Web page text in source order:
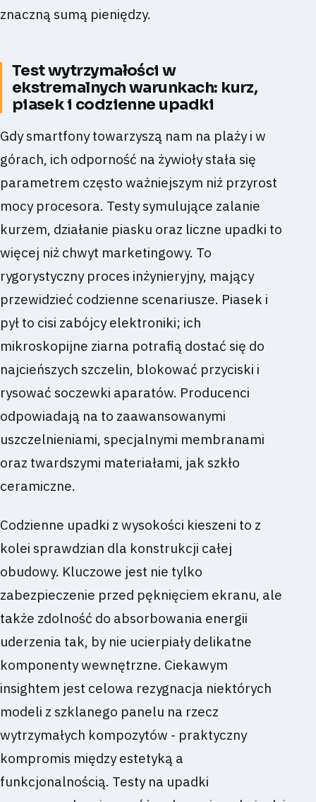
znaczną sumą pieniędzy.
Test wytrzymałości w
ekstremalnych warunkach: kurz,
piasek i codzienne upadki
Gdy smartfony towarzyszą nam na plaży i w
górach, ich odporność na żywioły stała się
parametrem często ważniejszym niż przyrost
mocy procesora. Testy symulujące zalanie
kurzem, działanie piasku oraz liczne upadki to
więcej niż chwyt marketingowy. To
rygorystyczny proces inżynieryjny, mający
przewidzieć codzienne scenariusze. Piasek i
pył to cisi zabójcy elektroniki; ich
mikroskopijne ziarna potrafią dostać się do
najcieńszych szczelin, blokować przyciski i
rysować soczewki aparatów. Producenci
odpowiadają na to zaawansowanymi
uszczelnieniami, specjalnymi membranami
oraz twardszymi materiałami, jak szkło
ceramiczne.
Codzienne upadki z wysokości kieszeni to z
kolei sprawdzian dla konstrukcji całej
obudowy. Kluczowe jest nie tylko
zabezpieczenie przed pęknięciem ekranu, ale
także zdolność do absorbowania energii
uderzenia tak, by nie ucierpiały delikatne
komponenty wewnętrzne. Ciekawym
insightem jest celowa rezygnacja niektórych
modeli z szklanego panelu na rzecz
wytrzymałych kompozytów - praktyczny
kompromis między estetyką a
funkcjonalnością. Testy na upadki